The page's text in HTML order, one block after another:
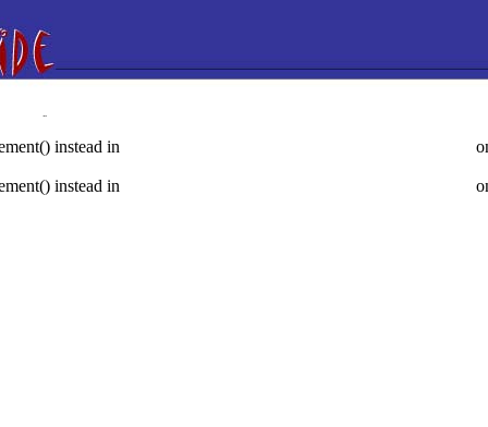
instead in
instead in/hp/cq/aa/ry/www/mangaguide/include/mangadaten.php
instead in
instead in